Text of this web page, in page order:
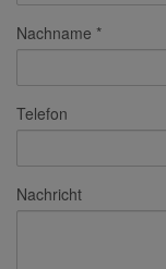
Nachname
Telefon
Nachricht